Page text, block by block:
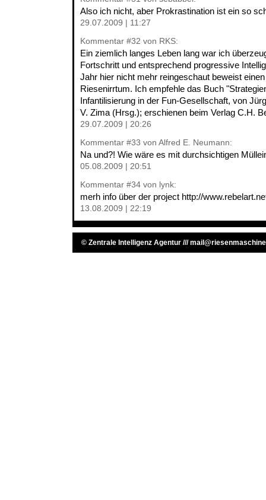
Also ich nicht, aber Prokrastination ist ein so
29.07.2009 | 11:27
Kommentar #32 von RKS:
Ein ziemlich langes Leben lang war ich
Fortschritt und entsprechend progressive
Jahr hier nicht mehr reingeschaut beweist
Riesenirrtum. Ich empfehle das Buch
Infantilisierung in der Fun-Gesellschaft, von
V. Zima (Hrsg.); erschienen beim Verlag C.H.
29.07.2009 | 20:26
Kommentar #33 von Alfred E. Neumann:
Na und?! Wie wäre es mit durchsichtigen
05.08.2009 | 20:51
Kommentar #34 von lynk:
merh info über der project http://
13.08.2009 | 22:19
© Zentrale Intelligenz Agentur ///